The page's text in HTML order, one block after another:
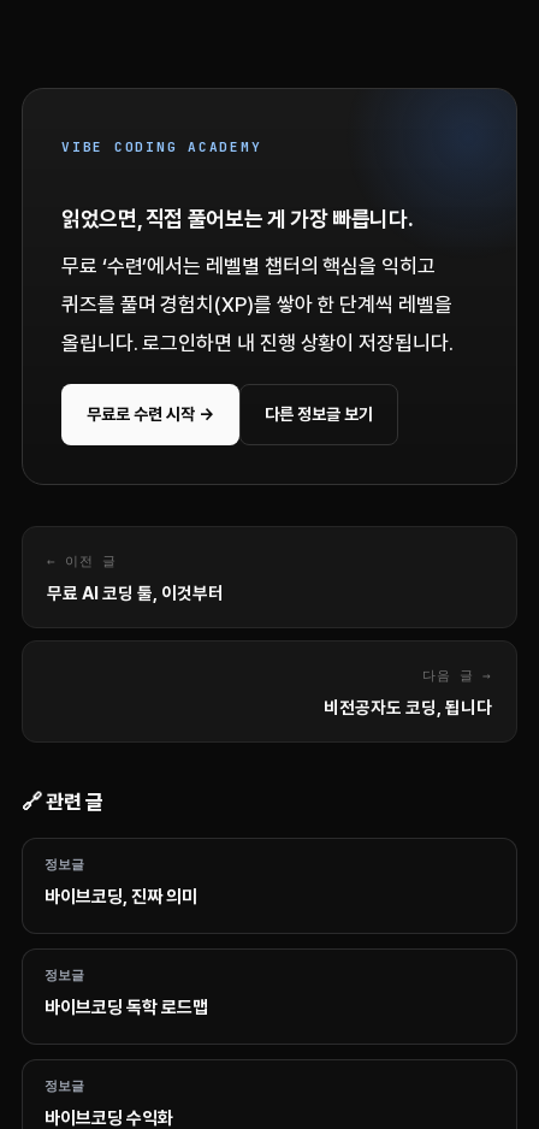
VIBE CODING ACADEMY
읽었으면, 직접 풀어보는 게 가장 빠릅니다.
무료 ‘수련’에서는 레벨별 챕터의 핵심을 익히고
퀴즈를 풀며 경험치(XP)를 쌓아 한 단계씩 레벨을
올립니다. 로그인하면 내 진행 상황이 저장됩니다.
무료로 수련 시작 → 다른 정보글 보기
← 이전 글
무료 AI 코딩 툴, 이것부터
다음 글 →
비전공자도 코딩, 됩니다
🔗 관련 글
정보글
바이브코딩, 진짜 의미
정보글
바이브코딩 독학 로드맵
정보글
바이브코딩 수익화